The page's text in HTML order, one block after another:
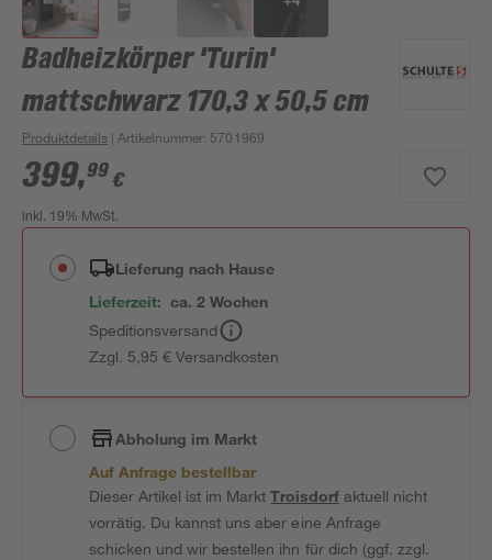
Badheizkörper 'Turin'
mattschwarz 170,3 x 50,5 cm
Produktdetails | Artikelnummer: 5701969
399,99 €
inkl. 19% MwSt.
Lieferung nach Hause
Lieferzeit: ca. 2 Wochen
Speditionsversand
Zzgl. 5,95 € Versandkosten
Abholung im Markt
Auf Anfrage bestellbar
Dieser Artikel ist im MarktTroisdorfaktuell nicht
vorrätig. Du kannst uns aber eine Anfrage
schicken und wir bestellen ihn für dich (ggf. zzgl.